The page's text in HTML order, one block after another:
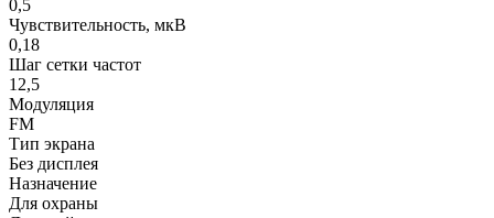
0,5
Чувствительность, мкВ
0,18
Шаг сетки частот
12,5
Модуляция
FM
Тип экрана
Без дисплея
Назначение
Для охраны